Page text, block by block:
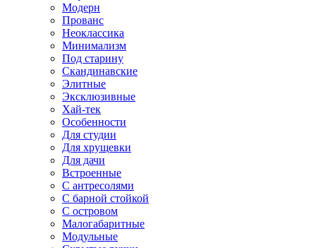
Модерн
Прованс
Неоклассика
Минимализм
Под старину
Скандинавские
Элитные
Эксклюзивные
Хай-тек
Особенности
Для студии
Для хрущевки
Для дачи
Встроенные
С антресолями
С барной стойкой
С островом
Малогабаритные
Модульные